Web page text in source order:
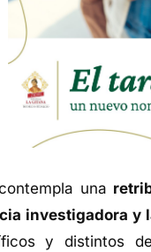
una
investigadora y
y distintos